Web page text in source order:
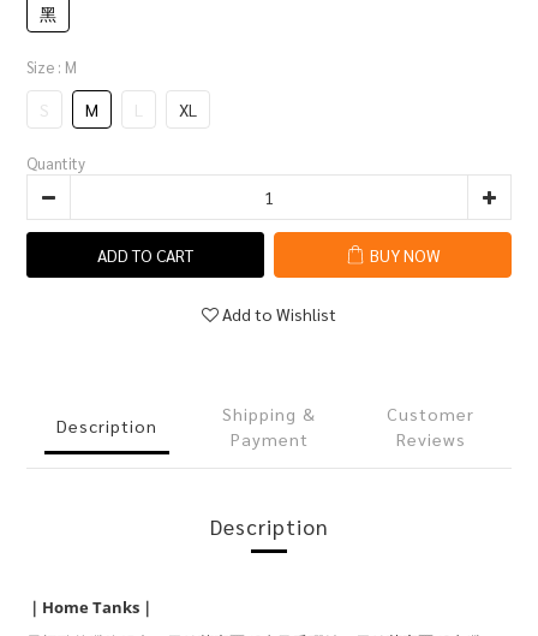
黑
Size : M
S M L XL
Quantity
ADD TO CART BUY NOW
Add to Wishlist
Description
Shipping &
Payment
Customer
Reviews
Description
｜ Home Tanks ｜